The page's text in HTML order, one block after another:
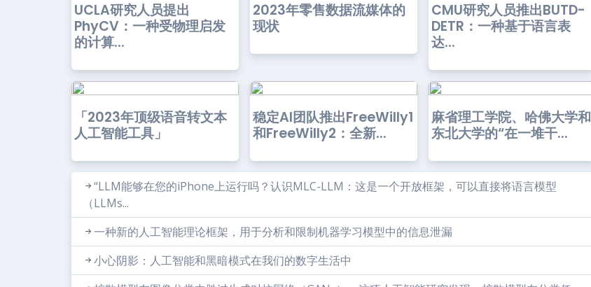
UCLA研究人员提出
PhyCV：一种受物理启发
的计算...
2023年零售数据流媒体的
现状
CMU研究人员推出BUTD-
DETR：一种基于语言表
达...
「2023年顶级语音转文本
人工智能工具」
稳定AI团队推出FreeWilly1
和FreeWilly2：全新...
麻省理工学院、哈佛大学和
东北大学的“在一堆干...
“LLM能够在您的iPhone上运行吗？认识MLC-LLM：这是一个开放框架，可以直接将语言模型
（LLMs...
一种新的人工智能理论框架，用于分析和限制机器学习模型中的信息泄漏
小心阴影：人工智能和黑暗模式在我们的数字生活中